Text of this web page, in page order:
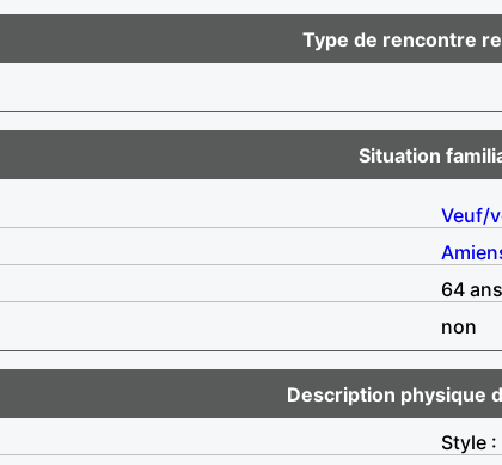
Type de rencontre
Situation
Veuf/
64 ans
non
Description physique
Style